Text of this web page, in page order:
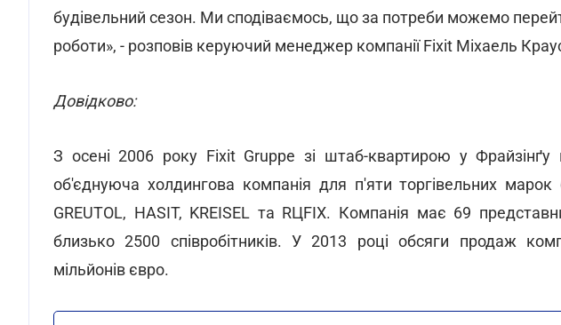
будівельний сезон. Ми сподіваємось, що за потреби можемо
роботи», - розповів керуючий менеджер компанії Fixit Міхаель
Довідково:
З осені 2006 року Fixit Gruppe зі штаб-квартирою у Фрайзінґу
об'єднуюча холдингова компанія для п'яти торгівельних марок
GREUTOL, HASIT, KREISEL та RЦFIX. Компанія має 69
близько 2500 співробітників. У 2013 році обсяги продаж
мільйонів євро.